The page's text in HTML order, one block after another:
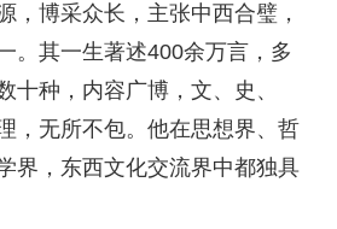
，博采众长，主张中西合璧，
。其一生著述400余万言，多
十种，内容广博，文、史、
，无所不包。他在思想界、哲
界，东西文化交流界中都独具